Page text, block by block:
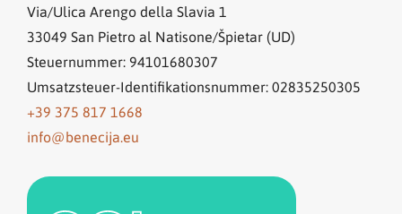
Via/Ulica Arengo della Slavia 1
33049 San Pietro al Natisone/Špietar (UD)
Steuernummer: 94101680307
Umsatzsteuer-Identifikationsnummer: 02835250305
+39 375 817 1668
info@benecija.eu